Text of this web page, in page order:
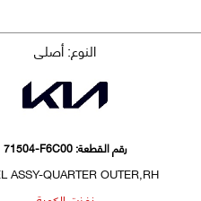
النوع: أصلي
رقم القطعة:71504-F6C00
ASSY-QUARTER OUTER,RH